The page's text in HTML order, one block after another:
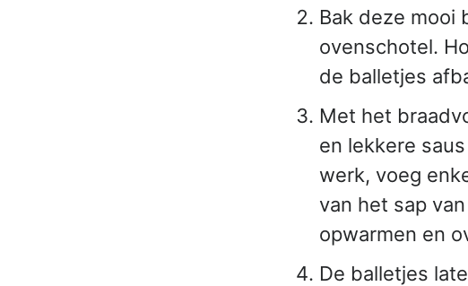
Bak deze mooi
ovenschotel.
de balletjes
Met het
en lekkere
werk, voeg
van het sap
opwarmen en
De balletjes